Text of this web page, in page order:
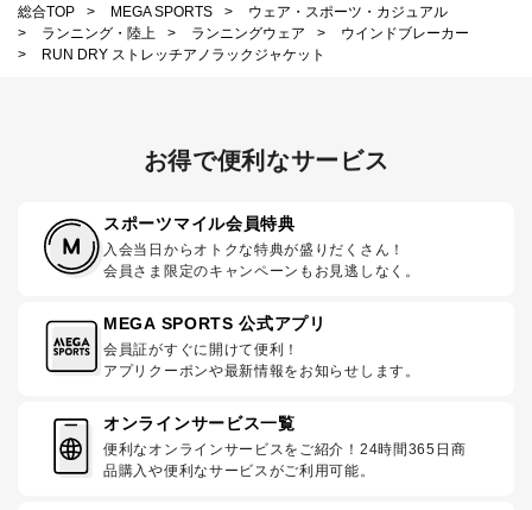
総合TOP
> MEGA SPORTS >
ウェア・スポーツ・カジュアル
>
ランニング・陸上 > ランニングウェア >
ウインドブレーカー
>
RUN DRY ストレッチアノラックジャケット
お得で便利なサービス
スポーツマイル会員特典
入会当日からオトクな特典が盛りだくさん！
会員さま限定のキャンペーンもお見逃しなく。
MEGA SPORTS 公式アプリ
会員証がすぐに開けて便利！
アプリクーポンや最新情報をお知らせします。
オンラインサービス一覧
便利なオンラインサービスをご紹介！24時間365日商
品購入や便利なサービスがご利用可能。